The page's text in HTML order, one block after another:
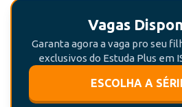
Vagas
Garanta agora a vaga pro seu
exclusivos do Estuda Plus em
ESCOLHA A